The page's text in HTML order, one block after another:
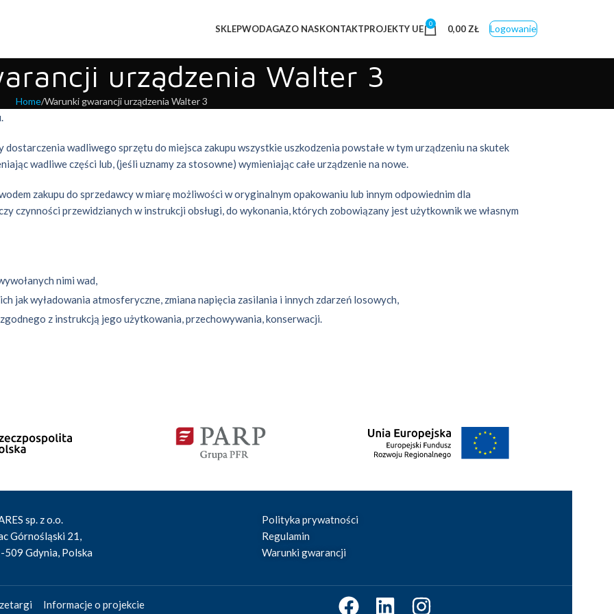
SKLEPWODAGAZO NASKONTAKTPROJEKTY UE 0 0,00 ZŁ Logowanie
urządzenia Walter 3
Home Warunki gwarancji urządzenia Walter 3
wadliwego sprzętu do miejsca zakupu wszystkie uszkodzenia powstałe w tym urządzeniu na skutek
wadliwe części lub, (jeśli uznamy za stosowne) wymieniając całe urządzenie na nowe.
zakupu do sprzedawcy w miarę możliwości w oryginalnym opakowaniu lub innym odpowiednim dla
czynności przewidzianych w instrukcji obsługi, do wykonania, których zobowiązany jest użytkownik we własnym
nimi wad,
jak wyładowania atmosferyczne, zmiana napięcia zasilania i innych zdarzeń losowych,
z instrukcją jego użytkowania, przechowywania, konserwacji.
sp. z o.o.
Górnośląski 21,
509 Gdynia, Polska
Polityka prywatności
Regulamin
Warunki gwarancji
Informacje o projekcie